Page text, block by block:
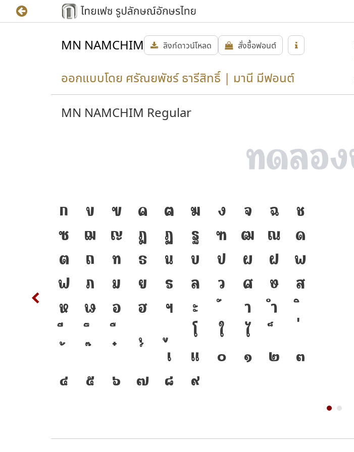
MN NAMCHIM ลิงก์ดาวน์โหลด สั่งซื้อฟอนต์
ออกแบบโดย ศรัณยพัชร์ ธารีสิทธิ์ | มานี มีฟอนต์
MN NAMCHIM Regular
ก ข ฃ ค ฅ ฆ ง จ ฉ
ช
ซ
ฌ ญ ฎ ฏ ฐ ฑ ฒ ณ
ด
ต
ถ ท ธ น บ ป ผ ฝ
พ
ฟ
ภ ม ย ร ล ว ศ ษ
ส
ห
ฬ อ ฮ ฯ ะ า
ำ
โ
ใ
ไ
เ
แ ๐ ๑ ๒
๓
๔
๕ ๖ ๗ ๘ ๙